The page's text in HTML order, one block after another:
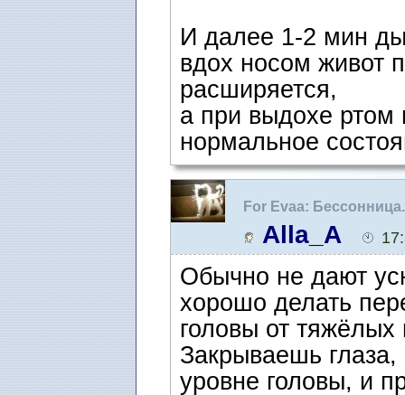
И далее 1-2 мин
вдох носом живот
расширяется,
а при выдохе ртом
нормальное
For Evaa:
Alla_A
Обычно не дают
хорошо делать
головы от
Закрываешь глаза,
уровне головы, и